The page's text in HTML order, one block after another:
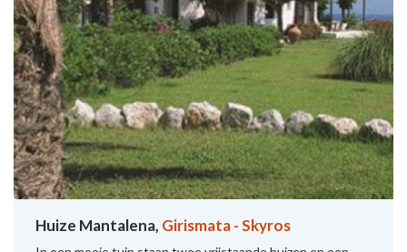
Huize Mantalena, Girismata - Skyros